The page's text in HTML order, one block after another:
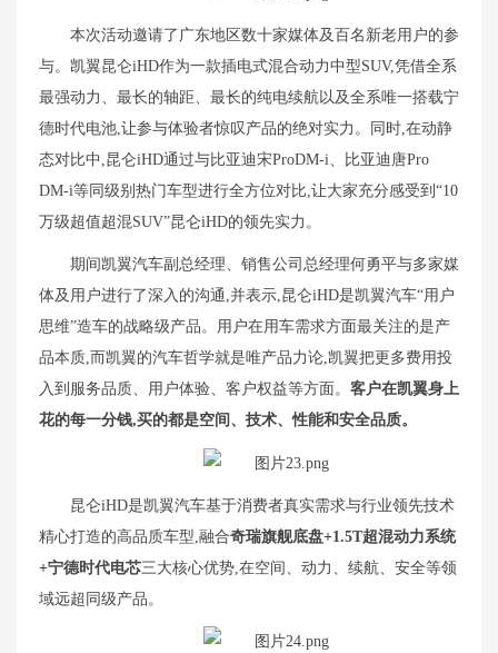
本次活动邀请了广东地区数十家媒体及百名新老用户的参
与。凯翼昆仑iHD作为一款插电式混合动力中型SUV,凭借全系
最强动力、最长的轴距、最长的纯电续航以及全系唯一搭载宁
德时代电池,让参与体验者惊叹产品的绝对实力。同时,在动静
态对比中,昆仑iHD通过与比亚迪宋ProDM-i、比亚迪唐Pro
DM-i等同级别热门车型进行全方位对比,让大家充分感受到“10
万级超值超混SUV”昆仑iHD的领先实力。
期间凯翼汽车副总经理、销售公司总经理何勇平与多家媒
体及用户进行了深入的沟通,并表示,昆仑iHD是凯翼汽车“用户
思维”造车的战略级产品。用户在用车需求方面最关注的是产
品本质,而凯翼的汽车哲学就是唯产品力论,凯翼把更多费用投
入到服务品质、用户体验、客户权益等方面。 客户在凯翼身上
花的每一分钱,买的都是空间、技术、性能和安全品质。
昆仑iHD是凯翼汽车基于消费者真实需求与行业领先技术
精心打造的高品质车型,融合奇瑞旗舰底盘+1.5T超混动力系统
+宁德时代电芯三大核心优势,在空间、动力、续航、安全等领
域远超同级产品。